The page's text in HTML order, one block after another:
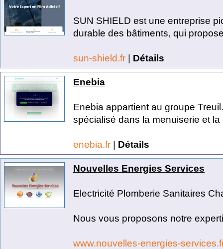
SUN SHIELD est une entreprise
durable des bâtiments, qui
sun-shield.fr | Détails
Enebia
Enebia appartient au groupe
spécialisé dans la menuiserie et la
enebia.fr | Détails
Nouvelles Energies Services
Electricité Plomberie Sanitaires
Nous vous proposons notre
www.nouvelles-energies-